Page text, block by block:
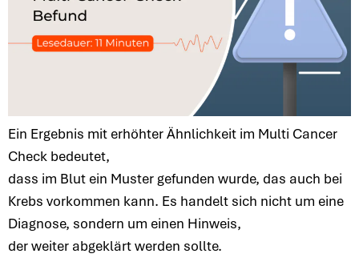
Ein Ergebnis mit erhöhter Ähnlichkeit im Multi Cancer
Check bedeutet,
dass im Blut ein Muster gefunden wurde, das auch bei
Krebs vorkommen kann. Es handelt sich nicht um eine
Diagnose, sondern um einen Hinweis,
der weiter abgeklärt werden sollte.